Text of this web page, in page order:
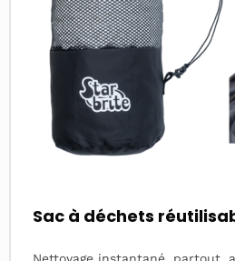
Sac à déchets